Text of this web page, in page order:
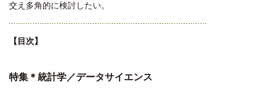
交え多角的に検討したい。
【目次】
特集＊統計学／データサイエンス